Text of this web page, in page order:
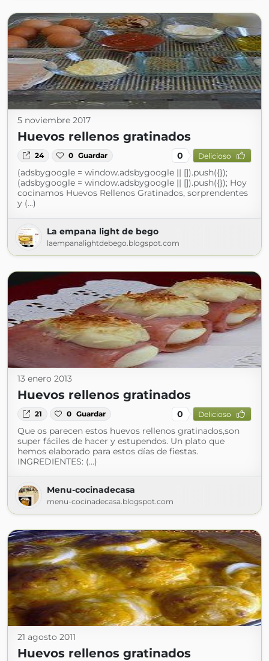
5 noviembre 2017
Huevos rellenos gratinados
24 0 Guardar 0 Delicioso
(adsbygoogle = window.adsbygoogle || []).push({});
(adsbygoogle = window.adsbygoogle || []).push({}); Hoy
cocinamos Huevos Rellenos Gratinados, sorprendentes
y (...)
La empana light de bego
laempanalightdebego.blogspot.com
13 enero 2013
Huevos rellenos gratinados
21 0 Guardar 0 Delicioso
Que os parecen estos huevos rellenos gratinados,son
super fáciles de hacer y estupendos. Un plato que
hemos elaborado para estos días de fiestas.
INGREDIENTES: (...)
Menu-cocinadecasa
menu-cocinadecasa.blogspot.com
21 agosto 2011
Huevos rellenos gratinados